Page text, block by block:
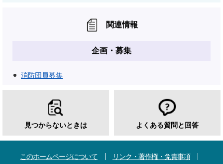
関連情報
企画・募集
消防団員募集
見つからないときは よくある質問と回答
このホームページについて
リンク・著作権・免責事項